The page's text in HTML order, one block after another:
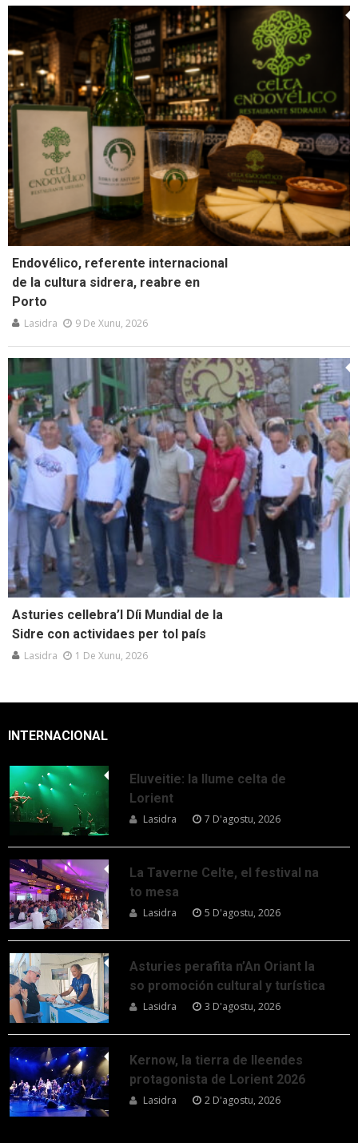
Endovélico, referente internacional
de la cultura sidrera, reabre en
Porto
Lasidra 9 De Xunu, 2026
Asturies cellebra’l Díi Mundial de la
Sidre con actividaes per tol país
Lasidra 1 De Xunu, 2026
INTERNACIONAL
Eluveitie: la llume celta de
Lorient
Lasidra 7 D'agostu, 2026
La Taverne Celte, el festival na
to mesa
Lasidra 5 D'agostu, 2026
Asturies perafita n’An Oriant la
so promoción cultural y turística
Lasidra 3 D'agostu, 2026
Kernow, la tierra de lleendes
protagonista de Lorient 2026
Lasidra 2 D'agostu, 2026